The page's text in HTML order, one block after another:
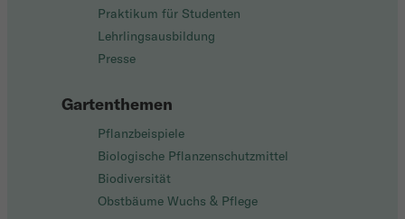
Praktikum für Studenten
Lehrlingsausbildung
Presse
Gartenthemen
Pflanzbeispiele
Biologische Pflanzenschutzmittel
Biodiversität
Obstbäume Wuchs & Pflege